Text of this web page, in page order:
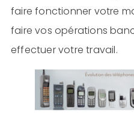
faire fonctionner votre
faire vos opérations
effectuer votre travail.